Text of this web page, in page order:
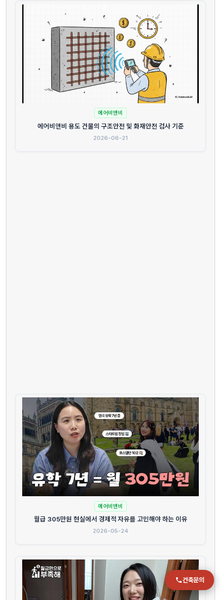
에어비앤비
에어비앤비 용도 건물의 구조안전 및 화재안전 검사 기준
2026-06-21
에어비앤비
월급 305만원 현실에서 경제적 자유를 고민해야 하는 이유
2026-05-24
건축문의
051-711-2397
이메일
jmc@chiho.co.kr
주소
부산 강서구 명지국제2로 41
POSCO 샤인오피스 306호
월–금 09:00–18:00